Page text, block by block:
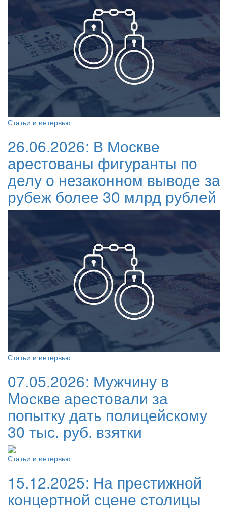
Статьи и интервью
26.06.2026: В Москве
арестованы фигуранты по
делу о незаконном выводе за
рубеж более 30 млрд рублей
Статьи и интервью
07.05.2026: Мужчину в
Москве арестовали за
попытку дать полицейскому
30 тыс. руб. взятки
Статьи и интервью
15.12.2025: На престижной
концертной сцене столицы